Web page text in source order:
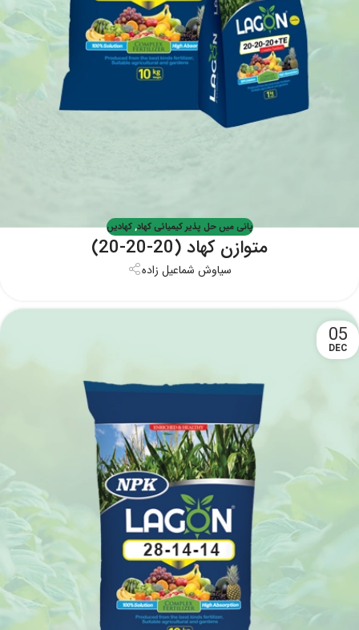
پانی میں حل پذیر کیمیائی کھاد,کھادیں
متوازن کھاد (20-20-20)
سیاوش شماعیل زاده
05
DEC